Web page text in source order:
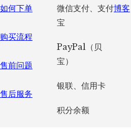
如何下单
购买流程
售前问题
售后服务
微信支付、支付
宝
PayPal（贝
宝）
银联、信用卡
积分余额
博客